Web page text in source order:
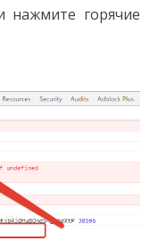
нажмите горячие